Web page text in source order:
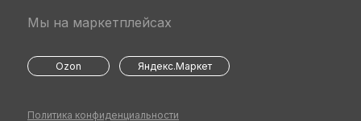
Политика конфиденциальности
Мы на маркетплейсах
Ozon Яндекс.Маркет